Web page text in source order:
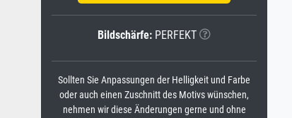
Bildschärfe: PERFEKT
Sollten Sie Anpassungen der Helligkeit und Farbe
oder auch einen Zuschnitt des Motivs wünschen,
nehmen wir diese Änderungen gerne und ohne